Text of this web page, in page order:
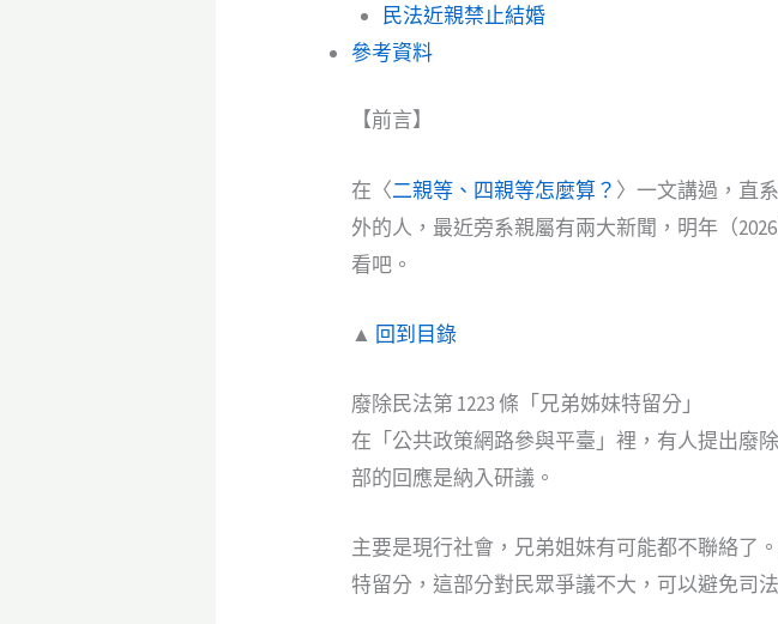
民法近親禁止結婚
參考資料
【前言】
在〈二親等、四親等怎麼算？ 〉一文講過，直
外的人，最近旁系親屬有兩大新聞，明年（
看吧。
▲ 回到目錄
廢除民法第 1223 條「兄弟姊妹特留分」
在「公共政策網路參與平臺」裡，有人提出廢
部的回應是納入研議。
主要是現行社會，兄弟姐妹有可能都不聯絡了
特留分，這部分對民眾爭議不大，可以避免司